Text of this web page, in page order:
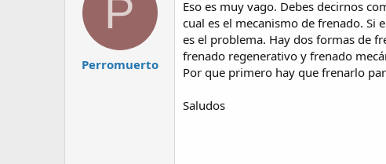
P
Perromuerto
Eso es muy vago. Debes decirnos
cual es el mecanismo de frenado. Si
es el problema. Hay dos formas de
frenado regenerativo y frenado
Por que primero hay que frenarlo
Saludos